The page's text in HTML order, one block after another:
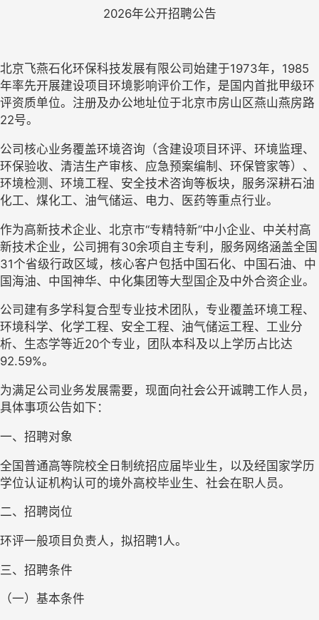
2026年公开招聘公告
北京飞燕石化环保科技发展有限公司始建于1973年，1985
年率先开展建设项目环境影响评价工作，是国内首批甲级环
评资质单位。注册及办公地址位于北京市房山区燕山燕房路
22号。
公司核心业务覆盖环境咨询（含建设项目环评、环境监理、
环保验收、清洁生产审核、应急预案编制、环保管家等）、
环境检测、环境工程、安全技术咨询等板块，服务深耕石油
化工、煤化工、油气储运、电力、医药等重点行业。
作为高新技术企业、北京市“专精特新”中小企业、中关村高
新技术企业，公司拥有30余项自主专利，服务网络涵盖全国
31个省级行政区域，核心客户包括中国石化、中国石油、中
国海油、中国神华、中化集团等大型国企及中外合资企业。
公司建有多学科复合型专业技术团队，专业覆盖环境工程、
环境科学、化学工程、安全工程、油气储运工程、工业分
析、生态学等近20个专业，团队本科及以上学历占比达
92.59%。
为满足公司业务发展需要，现面向社会公开诚聘工作人员，
具体事项公告如下：
一、招聘对象
全国普通高等院校全日制统招应届毕业生，以及经国家学历
学位认证机构认可的境外高校毕业生、社会在职人员。
二、招聘岗位
环评一般项目负责人，拟招聘1人。
三、招聘条件
（一）基本条件